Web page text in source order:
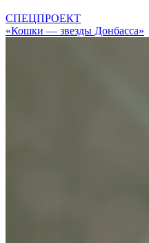
СПЕЦПРОЕКТ
«Кошки — звезды Донбасса»